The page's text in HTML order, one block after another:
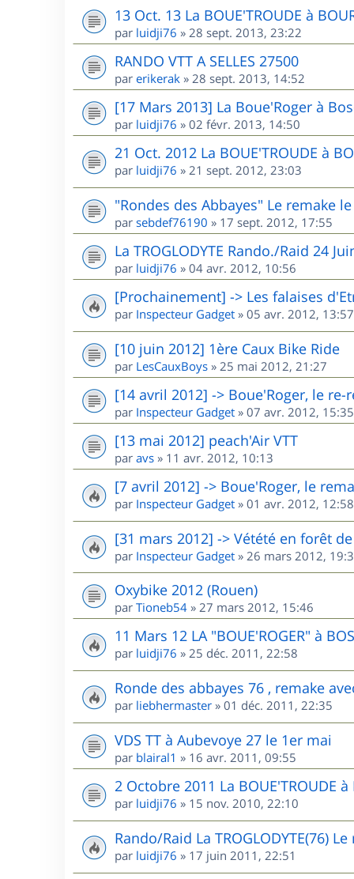
13 Oct. 13 La BOUE'TROUDE à
par luidji76 » 28 sept. 2013, 23:22
RANDO VTT A SELLES 27500
par erikerak » 28 sept. 2013, 14:52
[17 Mars 2013] La Boue'Roger à
par luidji76 » 02 févr. 2013, 14:50
21 Oct. 2012 La BOUE'TROUDE à
par luidji76 » 21 sept. 2012, 23:03
"Rondes des Abbayes" Le remake
par sebdef76190 » 17 sept. 2012, 17:55
La TROGLODYTE Rando./Raid 24
par luidji76 » 04 avr. 2012, 10:56
[Prochainement] -> Les falaises
par Inspecteur Gadget » 05 avr. 2012, 13:57
[10 juin 2012] 1ère Caux Bike Ride
par LesCauxBoys » 25 mai 2012, 21:27
[14 avril 2012] -> Boue'Roger, le re-
par Inspecteur Gadget » 07 avr. 2012, 15:35
[13 mai 2012] peach'Air VTT
par avs » 11 avr. 2012, 10:13
[7 avril 2012] -> Boue'Roger, le
par Inspecteur Gadget » 01 avr. 2012, 12:58
[31 mars 2012] -> Vétété en forêt
par Inspecteur Gadget » 26 mars 2012,
Oxybike 2012 (Rouen)
par Tioneb54 » 27 mars 2012, 15:46
11 Mars 12 LA "BOUE'ROGER" à
par luidji76 » 25 déc. 2011, 22:58
Ronde des abbayes 76 , remake
par liebhermaster » 01 déc. 2011, 22:35
VDS TT à Aubevoye 27 le 1er mai
par blairal1 » 16 avr. 2011, 09:55
2 Octobre 2011 La BOUE'TROUDE à
par luidji76 » 15 nov. 2010, 22:10
Rando/Raid La TROGLODYTE(76)
par luidji76 » 17 juin 2011, 22:51